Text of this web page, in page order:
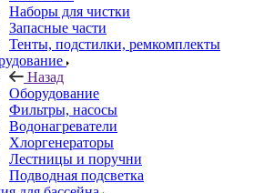
Наборы для чистки
Запасные части
Тенты, подстилки, ремкомплекты
Назад
Оборудование
Фильтры, насосы
Водонагреватели
Хлоргенераторы
Лестницы и поручни
Подводная подсветка